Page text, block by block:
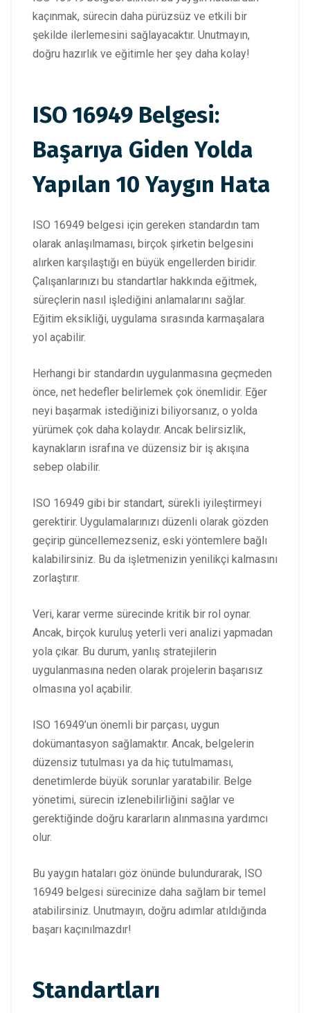
kaçınmak, sürecin daha pürüzsüz ve etkili bir
şekilde ilerlemesini sağlayacaktır. Unutmayın,
doğru hazırlık ve eğitimle her şey daha kolay!
ISO 16949 Belgesi:
Başarıya Giden Yolda
Yapılan 10 Yaygın Hata
ISO 16949 belgesi için gereken standardın tam
olarak anlaşılmaması, birçok şirketin belgesini
alırken karşılaştığı en büyük engellerden biridir.
Çalışanlarınızı bu standartlar hakkında eğitmek,
süreçlerin nasıl işlediğini anlamalarını sağlar.
Eğitim eksikliği, uygulama sırasında karmaşalara
yol açabilir.
Herhangi bir standardın uygulanmasına geçmeden
önce, net hedefler belirlemek çok önemlidir. Eğer
neyi başarmak istediğinizi biliyorsanız, o yolda
yürümek çok daha kolaydır. Ancak belirsizlik,
kaynakların israfına ve düzensiz bir iş akışına
sebep olabilir.
ISO 16949 gibi bir standart, sürekli iyileştirmeyi
gerektirir. Uygulamalarınızı düzenli olarak gözden
geçirip güncellemezseniz, eski yöntemlere bağlı
kalabilirsiniz. Bu da işletmenizin yenilikçi kalmasını
zorlaştırır.
Veri, karar verme sürecinde kritik bir rol oynar.
Ancak, birçok kuruluş yeterli veri analizi yapmadan
yola çıkar. Bu durum, yanlış stratejilerin
uygulanmasına neden olarak projelerin başarısız
olmasına yol açabilir.
ISO 16949’un önemli bir parçası, uygun
dokümantasyon sağlamaktır. Ancak, belgelerin
düzensiz tutulması ya da hiç tutulmaması,
denetimlerde büyük sorunlar yaratabilir. Belge
yönetimi, sürecin izlenebilirliğini sağlar ve
gerektiğinde doğru kararların alınmasına yardımcı
olur.
Bu yaygın hataları göz önünde bulundurarak, ISO
16949 belgesi sürecinize daha sağlam bir temel
atabilirsiniz. Unutmayın, doğru adımlar atıldığında
başarı kaçınılmazdır!
Standartları